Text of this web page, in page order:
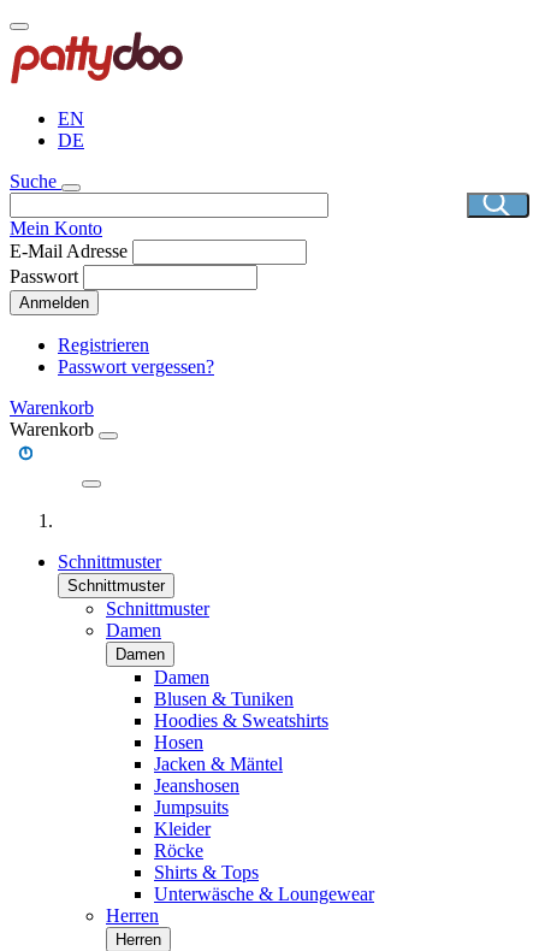
Direkt
zum
Inhalt
EN
DE
Suche
Mein Konto
E-Mail Adresse
Passwort
Anmelden
Registrieren
Passwort vergessen?
Warenkorb
Warenkorb
Schnittmuster
Schnittmuster
Schnittmuster
Damen
Damen
Damen
Blusen & Tuniken
Hoodies & Sweatshirts
Hosen
Jacken & Mäntel
Jeanshosen
Jumpsuits
Kleider
Röcke
Shirts & Tops
Unterwäsche & Loungewear
Herren
Herren